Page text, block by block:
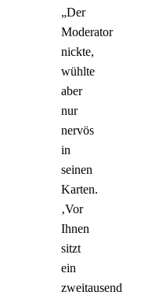
„Der
Moderator
nickte,
wühlte
aber
nur
nervös
in
seinen
Karten.
‚Vor
Ihnen
sitzt
ein
zweitausend